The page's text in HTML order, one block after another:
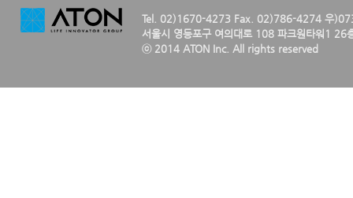
Tel. 02)1670-4273 Fax. 02)786-4274 우
서울시 영등포구 여의대로 108 파크원타워1 26
ⓒ 2014 ATON Inc. All rights reserved